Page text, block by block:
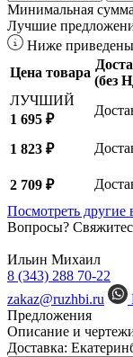
Минимальная сумма
Лучшие
Ниже приведены
Цена товара
(без
ЛУЧШИЙ
1 695 ₽
1 823 ₽
2 709 ₽
Посмотреть другие
Вопросы?
Ильин Михаил
8 (343) 288 70-22
zakaz@ruzhbi.ru
Предложения
Описание и
Доставка: